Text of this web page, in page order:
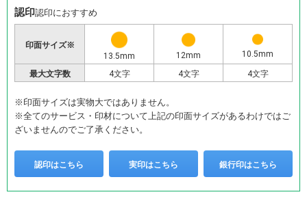
認印認印におすすめ
印面サイズ※
13.5mm
12mm 10.5mm
最大文字数 4文字 4文字 4文字
※印面サイズは実物大ではありません。
※全てのサービス・印材について上記の印面サイズがあるわけではご
ざいませんのでご了承ください。
認印はこちら 実印はこちら 銀行印はこちら